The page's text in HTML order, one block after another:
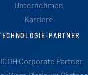
Unternehmen
Karriere
PARTNER
Corporate Partner